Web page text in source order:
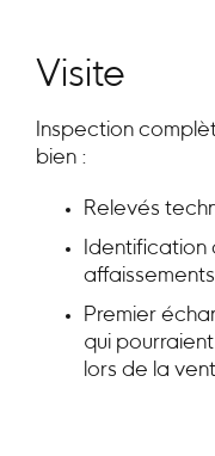
Visite
Inspection
bien :
Relevés
Identification
Premier
qui
lors de la